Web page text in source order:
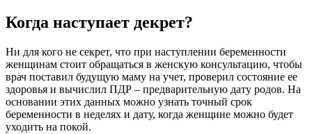
Когда наступает декрет?
Ни для кого не секрет, что при наступлении беременности
женщинам стоит обращаться в женскую консультацию, чтобы
врач поставил будущую маму на учет, проверил состояние ее
здоровья и вычислил ПДР – предварительную дату родов. На
основании этих данных можно узнать точный срок
беременности в неделях и дату, когда женщине можно будет
уходить на покой.